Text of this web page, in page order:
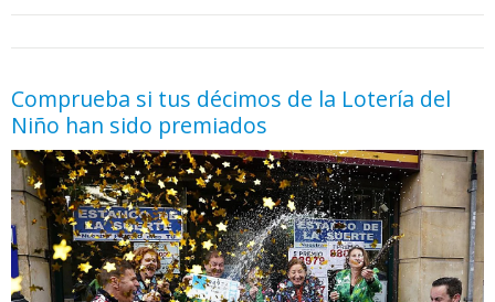
Comprueba si tus décimos de la Lotería del
Niño han sido premiados